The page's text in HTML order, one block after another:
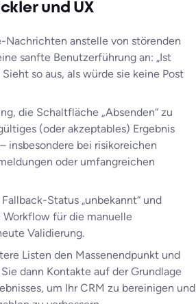
und UX
Nachrichten anstelle von störenden
sanfte Benutzerführung an: „Ist
so aus, als würde sie keine Post
die Schaltfläche „Absenden“ zu
(oder akzeptables) Ergebnis
insbesondere bei risikoreichen
oder umfangreichen
Status „unbekannt“ und
für die manuelle
Validierung.
Listen den Massenendpunkt und
dann Kontakte auf der Grundlage
um Ihr CRM zu bereinigen und